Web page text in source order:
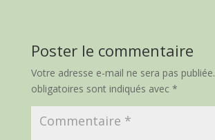
Poster le commentaire
Votre adresse e-mail ne sera pas publiée.
obligatoires sont indiqués avec *